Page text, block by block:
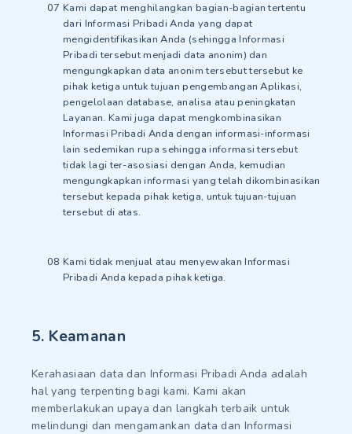
Kami dapat menghilangkan bagian-bagian tertentu
dari Informasi Pribadi Anda yang dapat
mengidentifikasikan Anda (sehingga Informasi
Pribadi tersebut menjadi data anonim) dan
mengungkapkan data anonim tersebut tersebut ke
pihak ketiga untuk tujuan pengembangan Aplikasi,
pengelolaan database, analisa atau peningkatan
Layanan. Kami juga dapat mengkombinasikan
Informasi Pribadi Anda dengan informasi-informasi
lain sedemikan rupa sehingga informasi tersebut
tidak lagi ter-asosiasi dengan Anda, kemudian
mengungkapkan informasi yang telah dikombinasikan
tersebut kepada pihak ketiga, untuk tujuan-tujuan
tersebut di atas.
Kami tidak menjual atau menyewakan Informasi
Pribadi Anda kepada pihak ketiga.
5. Keamanan
Kerahasiaan data dan Informasi Pribadi Anda adalah
hal yang terpenting bagi kami. Kami akan
memberlakukan upaya dan langkah terbaik untuk
melindungi dan mengamankan data dan Informasi